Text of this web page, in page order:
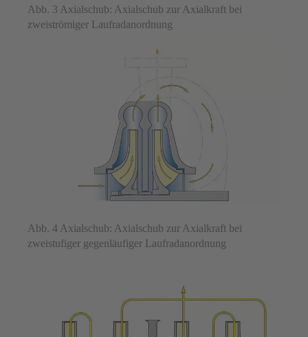
Abb. 3 Axialschub: Axialschub zur Axialkraft bei
zweiströmiger Laufradanordnung
Abb. 4 Axialschub: Axialschub zur Axialkraft bei
zweistufiger gegenläufiger Laufradanordnung